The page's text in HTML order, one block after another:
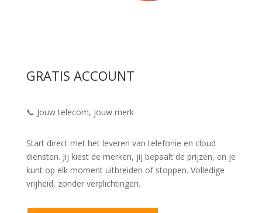
GRATIS ACCOUNT
📞 Jouw telecom, jouw merk
Start direct met het leveren van telefonie en cloud
diensten. Jij kiest de merken, jij bepaalt de prijzen, en je
kunt op elk moment uitbreiden of stoppen. Volledige
vrijheid, zonder verplichtingen.